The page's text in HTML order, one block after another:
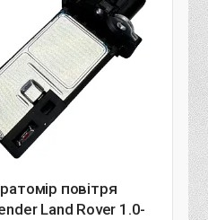
повітря
Land Rover 1.0-